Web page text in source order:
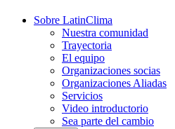
Sobre LatinClima
Nuestra comunidad
Trayectoria
El equipo
Organizaciones socias
Organizaciones Aliadas
Servicios
Video introductorio
Sea parte del cambio